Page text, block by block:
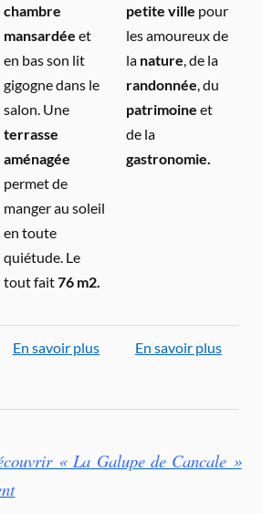
chambre
mansardée et
en bas son lit
gigogne dans le
salon. Une
terrasse
aménagée
permet de
manger au soleil
en toute
quiétude. Le
tout fait76 m2.
petite ville pour
les amoureux de
la nature , de la
randonnée , du
patrimoine et
de la
gastronomie.
En savoir plus En savoir plus
« La Galupe de Cancale »